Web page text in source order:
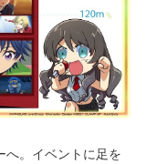
へ。イベントに足を